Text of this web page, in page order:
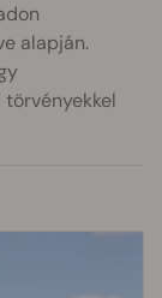
alapján.